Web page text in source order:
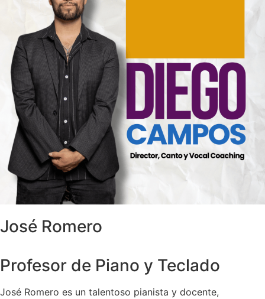
José Romero
Profesor de Piano y Teclado
José Romero es un talentoso pianista y docente,